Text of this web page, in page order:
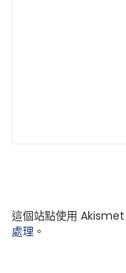
這個站點使用 Akismet
處理 。